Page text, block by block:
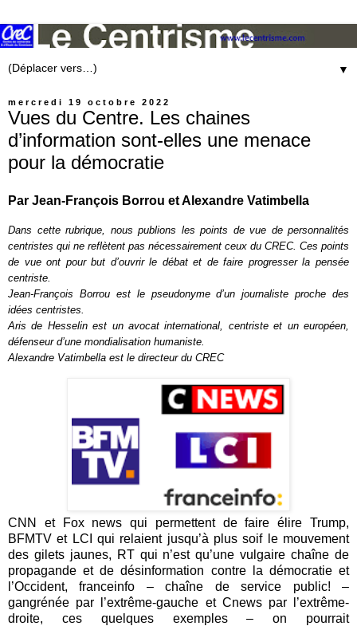
▼
mercredi 19 octobre 2022
Vues du Centre. Les chaines
d’information sont-elles une menace
pour la démocratie
Par Jean-François Borrou et Alexandre Vatimbella
Dans cette rubrique, nous publions les points de vue de personnalités
centristes qui ne reflètent pas nécessairement ceux du CREC. Ces points
de vue ont pour but d’ouvrir le débat et de faire progresser la pensée
centriste.
Jean-François Borrou est le pseudonyme d’un journaliste proche des
idées centristes.
Aris de Hesselin est un avocat international, centriste et un européen,
défenseur d’une mondialisation humaniste.
Alexandre Vatimbella est le directeur du CREC
CNN et Fox news qui permettent de faire élire Trump,
BFMTV et LCI qui relaient jusqu’à plus soif le mouvement
des gilets jaunes, RT qui n’est qu’une vulgaire chaîne de
propagande et de désinformation contre la démocratie et
l’Occident, franceinfo – chaîne de service public! –
gangrénée par l’extrême-gauche et Cnews par l’extrême-
droite, ces quelques exemples – on pourrait